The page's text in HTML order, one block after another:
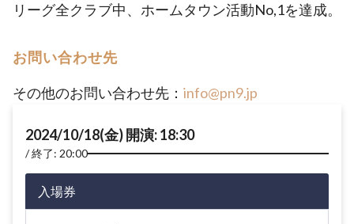
リーグ全クラブ中、ホームタウン活動No,1を達成。
お問い合わせ先
その他のお問い合わせ先： info@pn9.jp
2024/10/18(金) 開演: 18:30
終了: 20:00
入場券